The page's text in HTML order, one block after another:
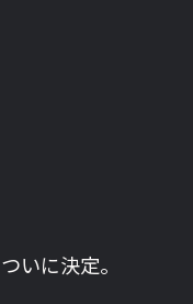
いに決定。